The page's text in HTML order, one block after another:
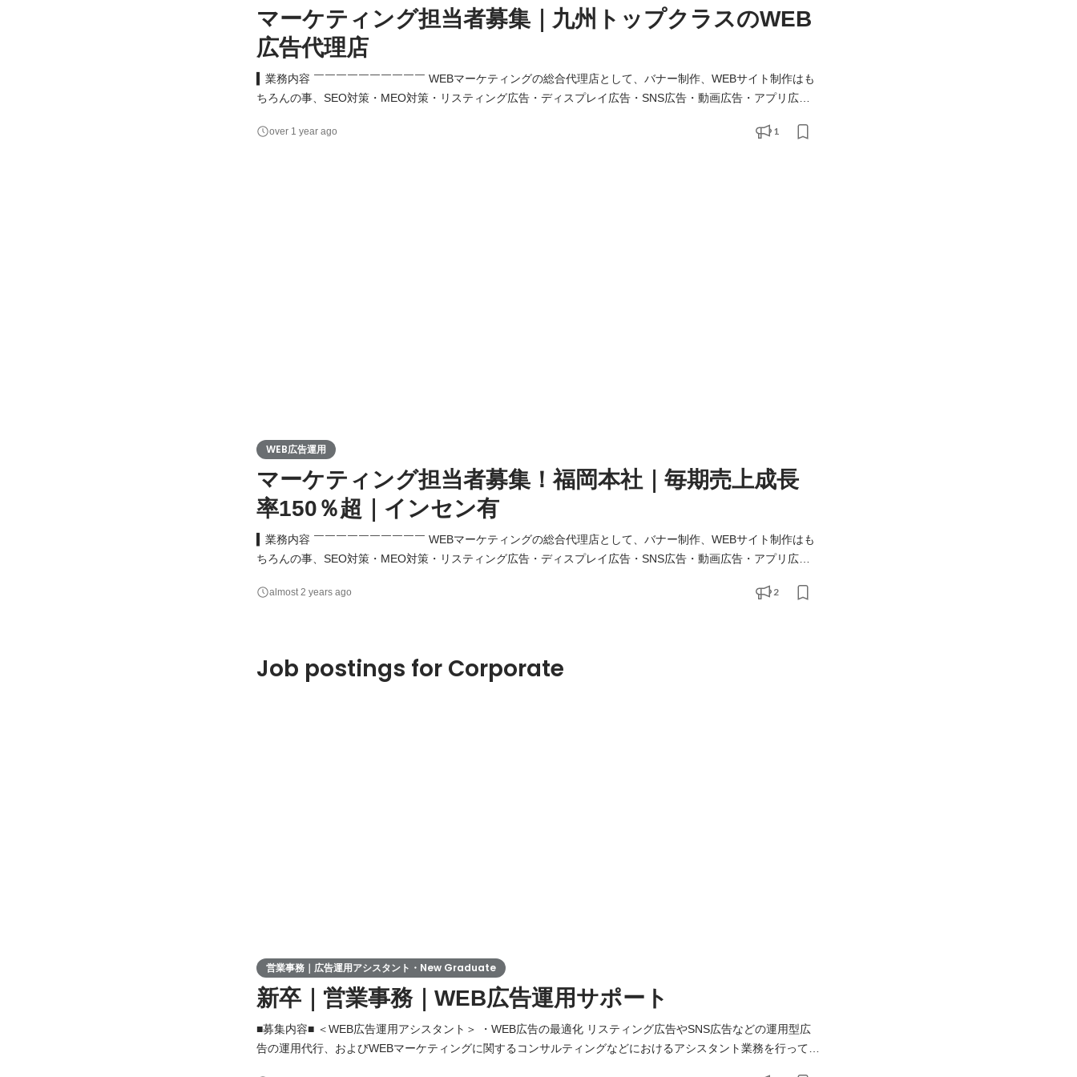
マーケティング担当者募集｜九州トップクラスのWEB
広告代理店
▍業務内容 ￣￣￣￣￣￣￣￣￣￣ WEBマーケティングの総合代理店として、バナー制作、WEBサイト制作はも
ちろんの事、SEO対策・MEO対策・リスティング広告・ディスプレイ広告・SNS広告・動画広告・アプリ広
の運用型広告の運用代行及びWEBマーケティングに関するコンサルティング等の業務をお任せいたします。 ・
over 1 year ago 1
WEB広告運用
マーケティング担当者募集！福岡本社｜毎期売上成長
率150％超｜インセン有
▍業務内容 ￣￣￣￣￣￣￣￣￣￣ WEBマーケティングの総合代理店として、バナー制作、WEBサイト制作はも
ちろんの事、SEO対策・MEO対策・リスティング広告・ディスプレイ広告・SNS広告・動画広告・アプリ広
の運用型広告の運用代行及びWEBマーケティングに関するコンサルティング等の業務をお任せいたします。 ・
almost 2 years ago 2
Job postings for Corporate
営業事務｜広告運用アシスタント・New Graduate
新卒｜営業事務｜WEB広告運用サポート
■募集内容■ ＜WEB広告運用アシスタント＞ ・WEB広告の最適化 リスティング広告やSNS広告などの運用型広
告の運用代行、およびWEBマーケティングに関するコンサルティングなどにおけるアシスタント業務を行って頂